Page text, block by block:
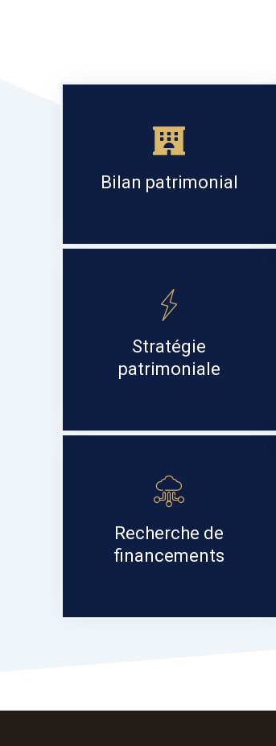
Bilan patrimonial
Stratégie
patrimoniale
Recherche de
financements